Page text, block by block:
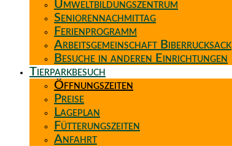
Umweltbildungszentrum
Seniorennachmittag
Ferienprogramm
Arbeitsgemeinschaft Biberrucksack
Besuche in anderen Einrichtungen
Tierparkbesuch
Öffnungszeiten
Preise
Lageplan
Fütterungszeiten
Anfahrt